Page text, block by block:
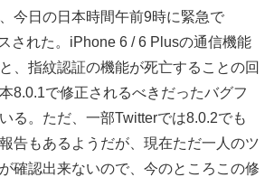
今日の日本時間午前9時に緊急で
された。iPhone 6 / 6 Plusの通信機能
、指紋認証の機能が死亡することの回
8.0.1で修正されるべきだったバグフ
る。ただ、一部Twitterでは8.0.2でも
告もあるようだが、現在ただ一人のツ
確認出来ないので、今のところこの修